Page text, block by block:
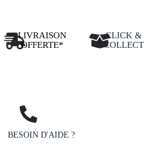
LIVRAISON
OFFERTE*
CLICK &
COLLECT
BESOIN D'AIDE ?